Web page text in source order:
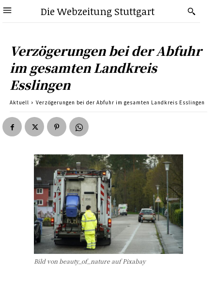
Die Webzeitung Stuttgart
Verzögerungen bei der Abfuhr
im gesamten Landkreis
Esslingen
Aktuell Verzögerungen bei der Abfuhr im gesamten Landkreis Esslingen
Bild von beauty_of_nature auf Pixabay